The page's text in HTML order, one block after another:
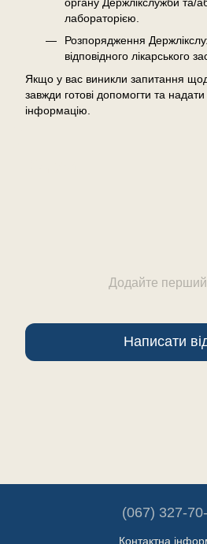
лабораторією.
Розпорядження
відповідного лікарського
Якщо у вас виникли запитання
завжди готові допомогти та
інформацію.
Додайте перший
Написати
(067) 327-
Контактна